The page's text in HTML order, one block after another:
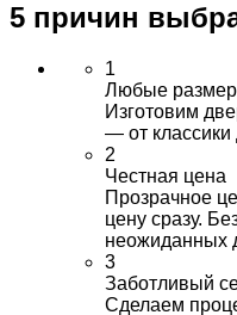
5 причин
1
Любые
Изготовим
— от
2
Честная цена
Прозрачное
цену сразу.
неожиданных
3
Заботливый
Сделаем